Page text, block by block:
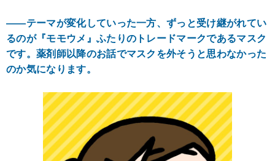
――テーマが変化していった一方、ずっと受け継がれてい
るのが『モモウメ』ふたりのトレードマークであるマスク
です。薬剤師以降のお話でマスクを外そうと思わなかった
のか気になります。